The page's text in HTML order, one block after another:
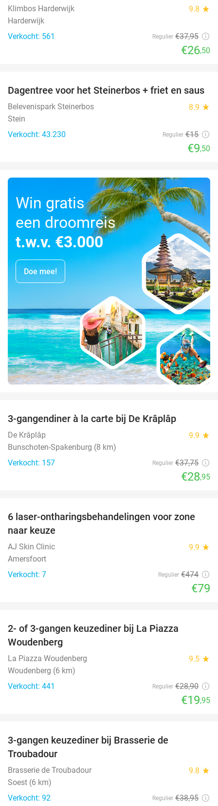
Klimbos Harderwijk 9.8 star
Harderwijk
Verkocht: 561
Regulier €37,95
€26,50
37%
Dagentree voor het Steinerbos + friet en saus
Belevenispark Steinerbos 8.9 star
Stein
Verkocht: 43.230
Regulier €15
€9,50
Win gratis
een droomreis
t.w.v. €3.000
Doe mee!
3-gangendiner à la carte bij De Krâplâp
De Krâplâp 9.9 star
Bunschoten-Spakenburg (8 km)
Verkocht: 157
Regulier €37,75
€28,95
83%
6 laser-ontharingsbehandelingen voor zone
naar keuze
AJ Skin Clinic 9.9 star
Amersfoort
Verkocht: 7
Regulier €474
€79
2- of 3-gangen keuzediner bij La Piazza
Woudenberg
La Piazza Woudenberg 9.5 star
Woudenberg (6 km)
Verkocht: 441
Regulier €28,90
€19,95
3-gangen keuzediner bij Brasserie de
Troubadour
Brasserie de Troubadour 9.8 star
Soest (6 km)
Verkocht: 92
Regulier €38,95